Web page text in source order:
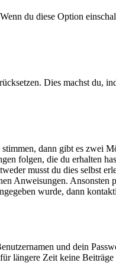
du diese Option
Dies machst du,
stimmen, dann gibt es zwei
folgen, die du erhalten
musst du dies selbst
Anweisungen.
wurde, dann
und dein
längere Zeit keine